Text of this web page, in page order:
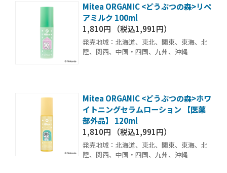
Mitea ORGANIC <どうぶつの森>リペ
アミルク 100ml
1,810円 （税込1,991円）
発売地域：北海道、東北、関東、東海、北
陸、関西、中国・四国、九州、沖縄
Mitea ORGANIC <どうぶつの森>ホワ
イトニングセラムローション 【医薬
部外品】 120ml
1,810円 （税込1,991円）
発売地域：北海道、東北、関東、東海、北
陸、関西、中国・四国、九州、沖縄